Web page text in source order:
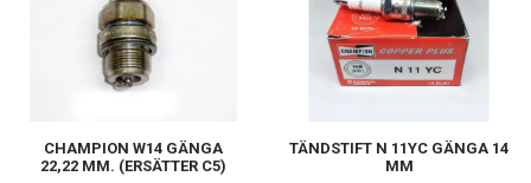
CHAMPION W14 GÄNGA
22,22 MM. (ERSÄTTER C5)
TÄNDSTIFT N 11YC GÄNGA 14
MM